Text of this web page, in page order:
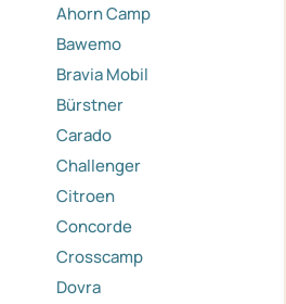
Ahorn Camp
Bawemo
Bravia Mobil
Bürstner
Carado
Challenger
Citroen
Concorde
Crosscamp
Dovra